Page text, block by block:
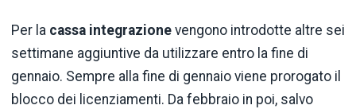
Per la cassa integrazione vengono introdotte altre sei
settimane aggiuntive da utilizzare entro la fine di
gennaio. Sempre alla fine di gennaio viene prorogato il
blocco dei licenziamenti. Da febbraio in poi, salvo